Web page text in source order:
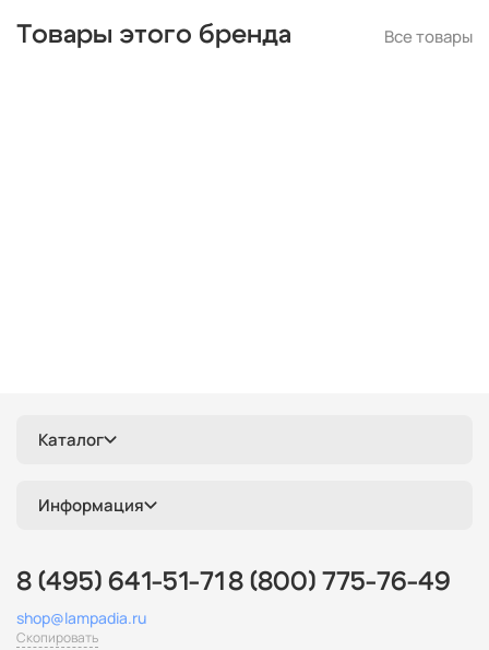
Товары этого бренда Все товары
Каталог
Информация
8 (495) 641-51-71 8 (800) 775-76-49
shop@lampadia.ru
Скопировать